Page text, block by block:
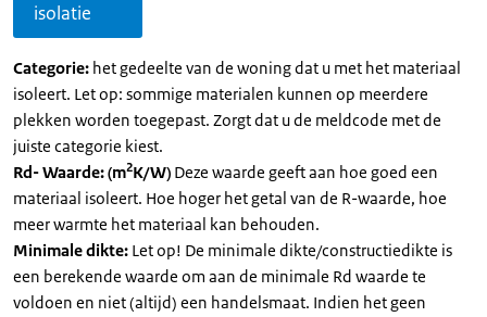
isolatie
Categorie: het gedeelte van de woning dat u met het materiaal
isoleert. Let op: sommige materialen kunnen op meerdere
plekken worden toegepast. Zorgt dat u de meldcode met de
juiste categorie kiest.
Rd- Waarde: (m2K/W) Deze waarde geeft aan hoe goed een
materiaal isoleert. Hoe hoger het getal van de R-waarde, hoe
meer warmte het materiaal kan behouden.
Minimale dikte: Let op! De minimale dikte/constructiedikte is
een berekende waarde om aan de minimale Rd waarde te
voldoen en niet (altijd) een handelsmaat. Indien het geen